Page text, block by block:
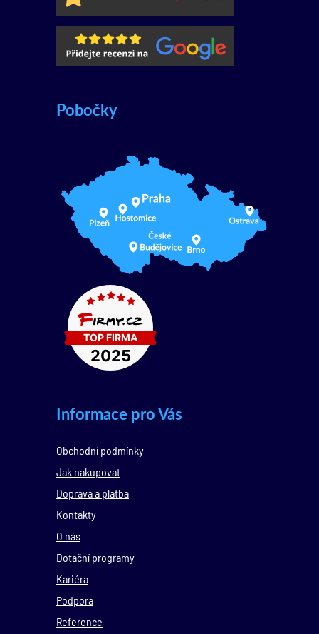
Pobočky
Informace pro Vás
Obchodní podmínky
Jak nakupovat
Doprava a platba
Kontakty
O nás
Dotační programy
Kariéra
Podpora
Reference